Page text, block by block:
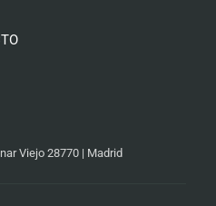
Viejo 28770 | Madrid